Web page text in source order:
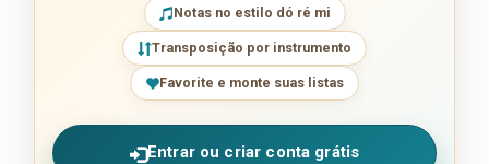
Notas no estilo dó ré mi
Transposição por instrumento
Favorite e monte suas listas
Entrar ou criar conta grátis